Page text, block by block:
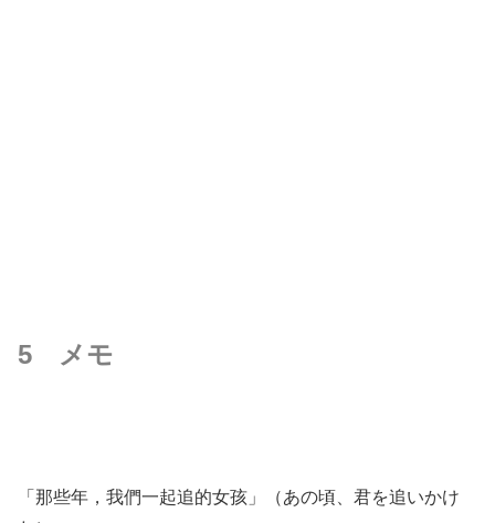
5 メモ
「那些年，我們一起追的女孩」（あの頃、君を追いかけ